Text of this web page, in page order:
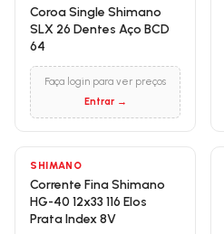
Coroa Single Shimano
SLX 26 Dentes Aço BCD
64
Faça login para ver preços
Entrar →
SHIMANO
Corrente Fina Shimano
HG-40 12x33 116 Elos
Prata Index 8V